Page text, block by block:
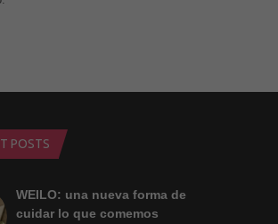
POSTS
WEILO: una nueva forma de
cuidar lo que comemos